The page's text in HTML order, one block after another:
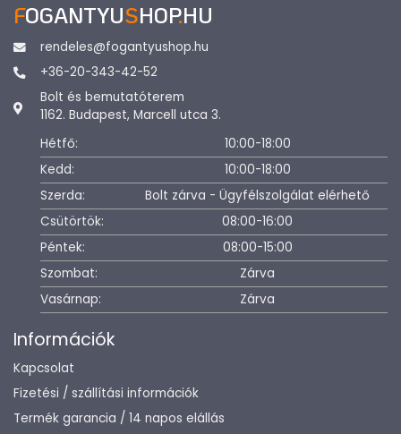
FOGANTYUSHOP.HU
rendeles@fogantyushop.hu
+36-20-343-42-52
Bolt és bemutatóterem
1162. Budapest, Marcell utca 3.
Hétfő:
10:00-18:00
Kedd:
10:00-18:00
Szerda:
Bolt zárva - Ügyfélszolgálat elérhető
Csütörtök:
08:00-16:00
Péntek:
08:00-15:00
Szombat:
Zárva
Vasárnap:
Zárva
Információk
Kapcsolat
Fizetési / szállítási információk
Termék garancia / 14 napos elállás